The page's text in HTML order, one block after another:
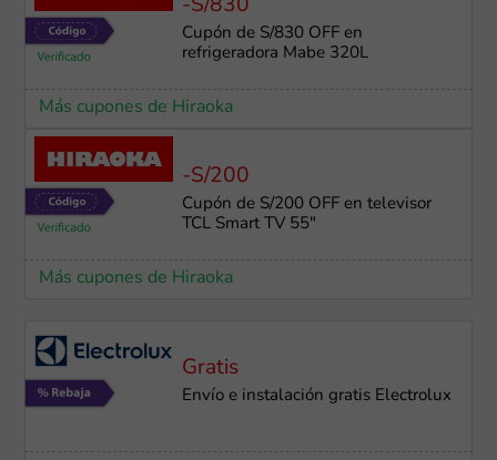
-S/830
Cupón de S/830 OFF en
refrigeradora Mabe 320L
Más cupones de Hiraoka
-S/200
Cupón de S/200 OFF en televisor
TCL Smart TV 55"
Más cupones de Hiraoka
Gratis
Envío e instalación gratis Electrolux